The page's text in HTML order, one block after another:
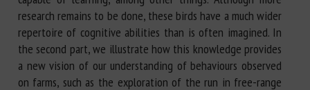
research remains to be done, these birds have a much wider
repertoire of cognitive abilities than is often imagined. In
the second part, we illustrate how this knowledge provides
a new vision of our understanding of behaviours observed
on farms, such as the exploration of the run in free-range